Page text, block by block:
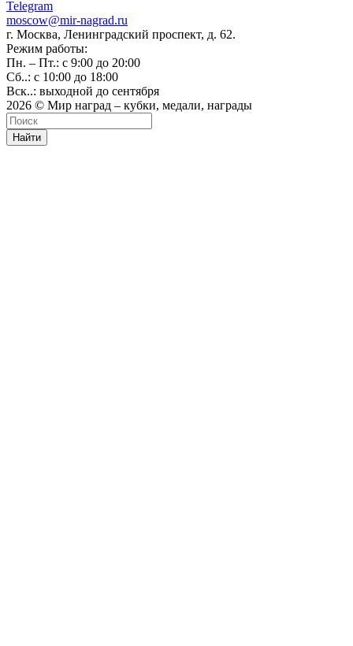
Telegram
moscow@mir-nagrad.ru
г. Москва, Ленинградский проспект, д. 62.
Режим работы:
Пн. – Пт.: с 9:00 до 20:00
Сб..: с 10:00 до 18:00
Вск..: выходной до сентября
2026 © Мир наград – кубки, медали, награды
Найти